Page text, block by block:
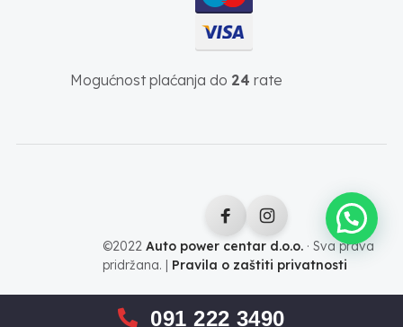
Mogućnost plaćanja do 24 rate
©2022 Auto power centar d.o.o.· Sva prava
pridržana. | Pravila o zaštiti privatnosti
091 222 3490